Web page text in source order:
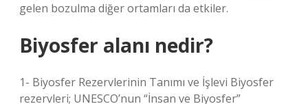
gelen bozulma diğer ortamları da etkiler.
Biyosfer alanı nedir?
1- Biyosfer Rezervlerinin Tanımı ve İşlevi Biyosfer
rezervleri; UNESCO’nun “İnsan ve Biyosfer”